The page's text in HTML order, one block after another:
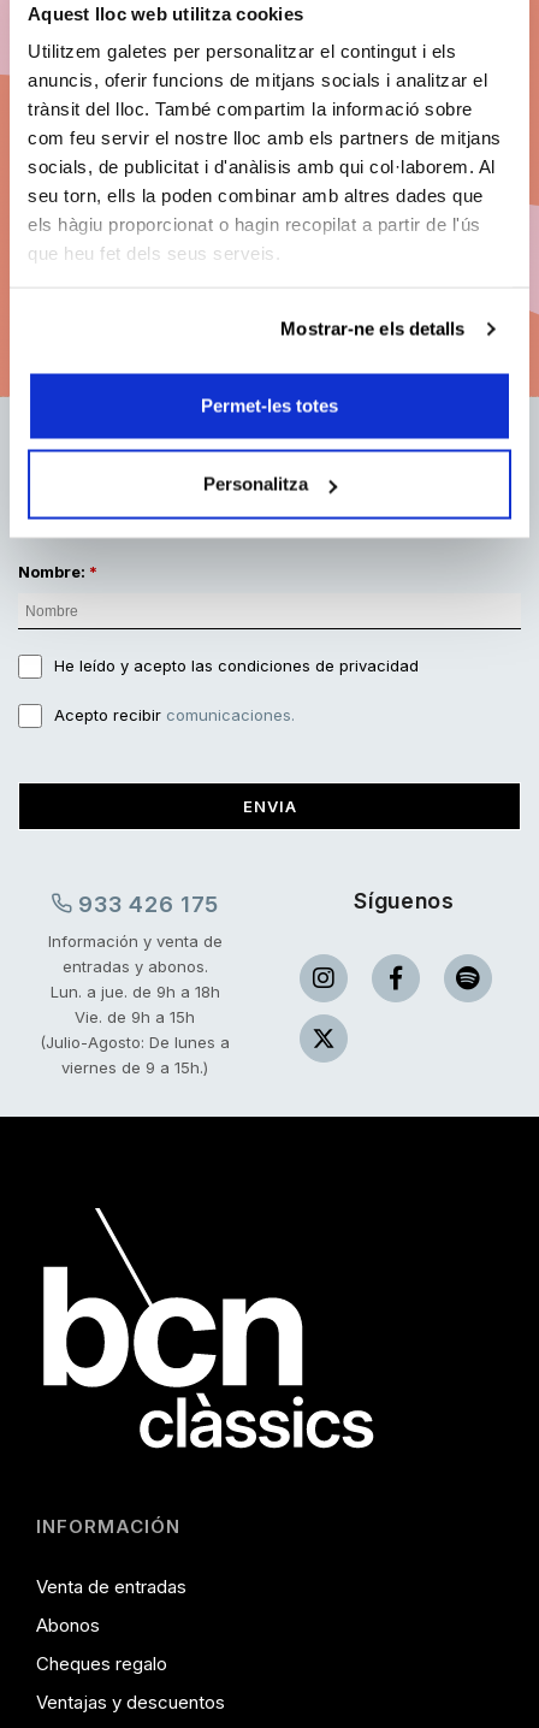
Aquest lloc web utilitza cookies
Utilitzem galetes per personalitzar el contingut i els
anuncis, oferir funcions de mitjans socials i analitzar el
trànsit del lloc. També compartim la informació sobre
com feu servir el nostre lloc amb els partners de mitjans
socials, de publicitat i d'anàlisis amb qui col·laborem. Al
seu torn, ells la poden combinar amb altres dades que
els hàgiu proporcionat o hagin recopilat a partir de l'ús
que heu fet dels seus serveis.
Mostrar-ne els detalls
Permet-les totes
Personalitza
Abónate a BCN
Clàssics 26/27
Descuentosen el precio de les entradas.
Grandes conciertos. Las mejores butacas. Pago
fraccionado.
Nombre:
He leído y acepto las condiciones de privacidad
Acepto recibir comunicaciones.
ENVIA
933 426 175
Información y venta de
entradas y abonos.
Lun. a jue. de 9h a 18h
Vie. de 9h a 15h
(Julio-Agosto: De lunes a
viernes de 9 a 15h.)
Síguenos
INFORMACIÓN
Venta de entradas
Abonos
Cheques regalo
Ventajas y descuentos